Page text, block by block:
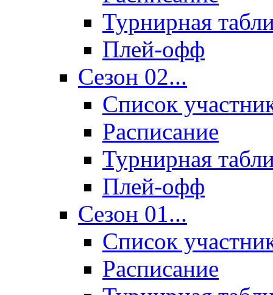
Турнирная
Плей-офф
Сезон 02...
Список
Расписание
Турнирная
Плей-офф
Сезон 01...
Список
Расписание